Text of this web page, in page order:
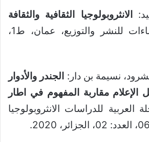
الانثروبولوجيا الثقافية والثقافة
، دار فضاءات للنشر والتوزيع، عمان، ط1،
نسيمة بن دار: الجندر والأدوار
الإعلام مقاربة المفهوم في اطار
العربية للدراسات الانثروبولوجيا